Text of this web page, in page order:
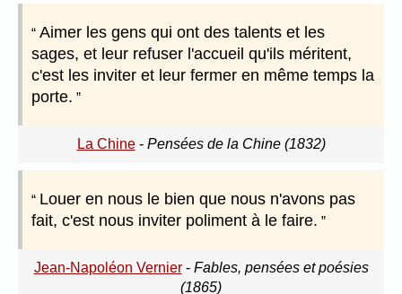
Aimer les gens qui ont des talents et les
sages, et leur refuser l'accueil qu'ils méritent,
c'est les inviter et leur fermer en même temps la
porte.
La Chine- Pensées de la Chine (1832)
Louer en nous le bien que nous n'avons pas
fait, c'est nous inviter poliment à le faire.
Jean-Napoléon Vernier- Fables, pensées et poésies
(1865)